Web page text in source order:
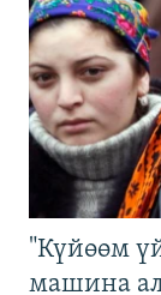
"Күйөөм
машина